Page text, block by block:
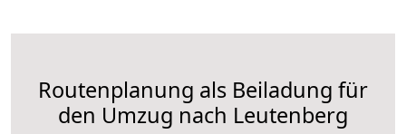
Routenplanung als Beiladung für
den Umzug nach Leutenberg